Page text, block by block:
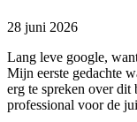
28 juni 2026
Lang leve google,
Mijn eerste gedachte
erg te spreken over
professional voor de